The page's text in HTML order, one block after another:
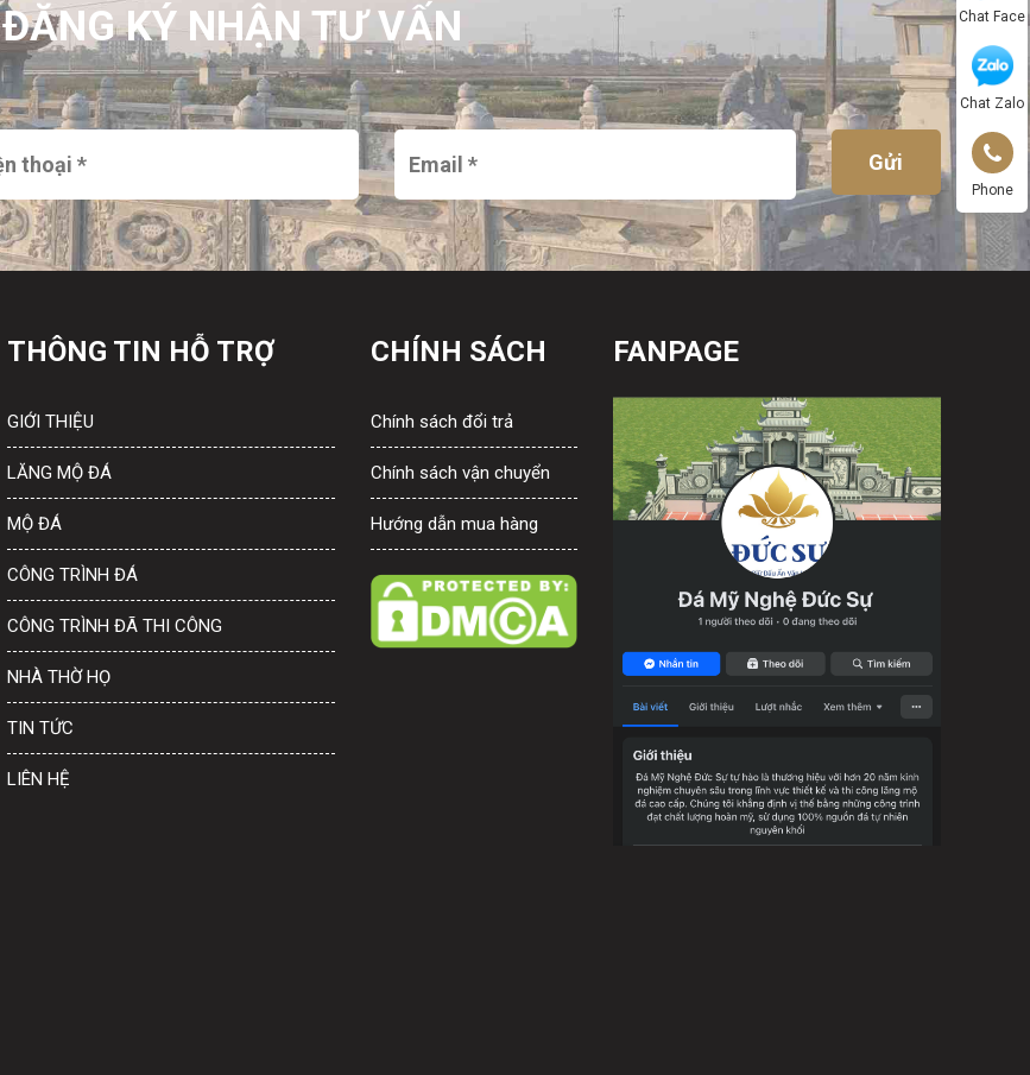
Chat Face
Chat Zalo
Phone
ĐĂNG KÝ NHẬN TƯ VẤN
THÔNG TIN HỖ TRỢ
GIỚI THIỆU
LĂNG MỘ ĐÁ
MỘ ĐÁ
CÔNG TRÌNH ĐÁ
CÔNG TRÌNH ĐÃ THI CÔNG
NHÀ THỜ HỌ
TIN TỨC
LIÊN HỆ
CHÍNH SÁCH
Chính sách đổi trả
Chính sách vận chuyển
Hướng dẫn mua hàng
FANPAGE